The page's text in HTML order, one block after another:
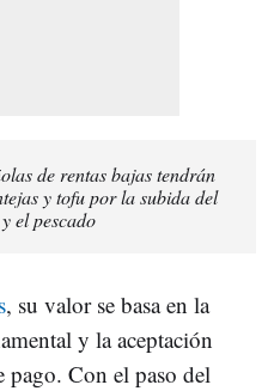
de rentas bajas tendrán
y tofu por la subida del
el pescado
, su valor se basa en la
y la aceptación
pago. Con el paso del